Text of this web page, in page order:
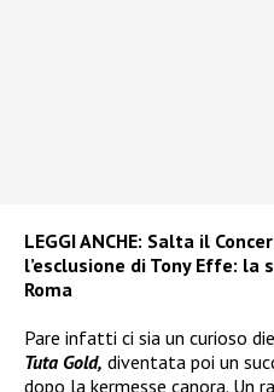
LEGGI ANCHE: Salta il
l’esclusione di Tony Effe: la
Roma
Pare infatti ci sia un curioso
Tuta Gold, diventata poi un
dopo la kermesse canora. Un